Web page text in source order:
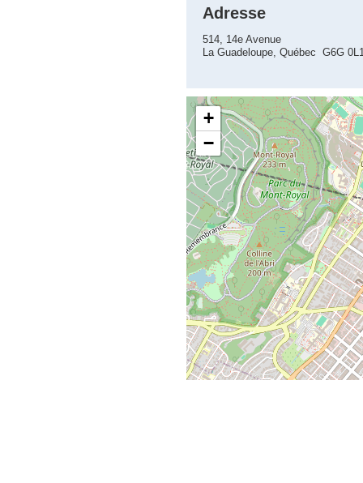
Adresse
514, 14e Avenue
La Guadeloupe, Québec G6G
+
−